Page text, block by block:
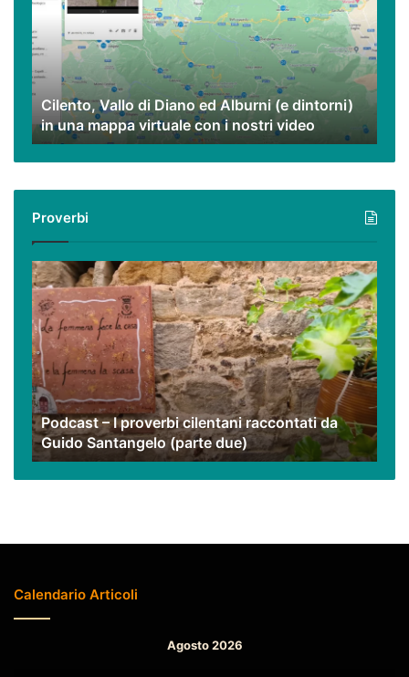
Diano
ed
Alburni
(e
dintorni)
una
mappa
virtuale
nostri
video
Cilento, Vallo di Diano ed Alburni (e dintorni)
in una mappa virtuale con i nostri video
Proverbi
Podcast
–
I
proverbi
cilentani
raccontati
da
Guido
Santangelo
(parte
due)
Podcast – I proverbi cilentani raccontati da
Guido Santangelo (parte due)
Calendario Articoli
Agosto 2026